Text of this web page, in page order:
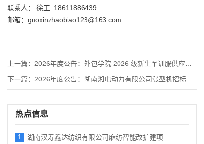
联系人： 徐工 18611886439
邮箱：guoxinzhaobiao123@163.com
上一篇： 2026年度公告：外包学院 2026 级新生军训服供应服务竞
下一篇： 2026年度公告：湖南湘电动力有限公司涨型机招标项目招标
热点信息
1 湖南汉寿鑫达纺织有限公司麻纺智能改扩建项